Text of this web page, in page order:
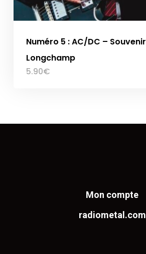
Numéro 5 : AC/DC –
Longchamp
5.90€
Mon compte
radiometal.com